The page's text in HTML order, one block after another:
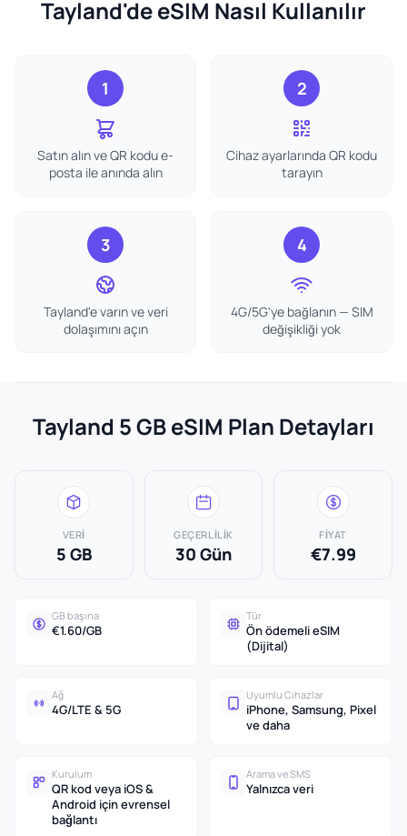
Tayland'de eSIM Nasıl Kullanılır
1
Satın alın ve QR kodu e-
posta ile anında alın
2
Cihaz ayarlarında QR kodu
tarayın
3
Tayland'e varın ve veri
dolaşımını açın
4
4G/5G'ye bağlanın — SIM
değişikliği yok
Tayland 5 GB eSIM Plan Detayları
VERI
5 GB
GEÇERLILIK
30 Gün
FIYAT
€7.99
GB başına
€1.60/GB
Tür
Ön ödemeli eSIM
(Dijital)
Ağ
4G/LTE & 5G
Uyumlu Cihazlar
iPhone, Samsung, Pixel
ve daha
Kurulum
QR kod veya iOS &
Android için evrensel
bağlantı
Arama ve SMS
Yalnızca veri